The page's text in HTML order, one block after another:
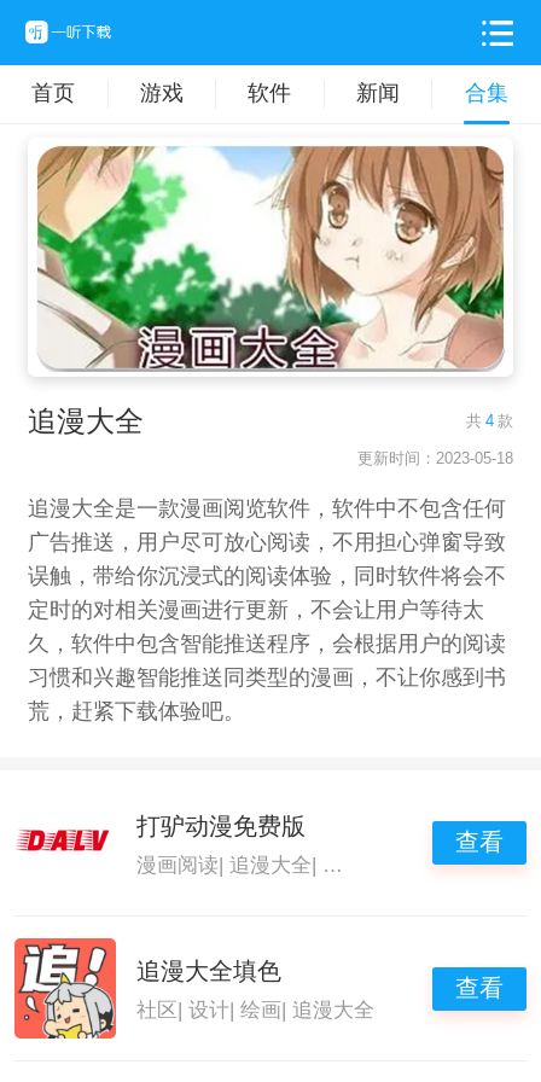
首页 游戏 软件 新闻 合集
追漫大全 共 4 款
更新时间：2023-05-18
追漫大全是一款漫画阅览软件，软件中不包含任何
广告推送，用户尽可放心阅读，不用担心弹窗导致
误触，带给你沉浸式的阅读体验，同时软件将会不
定时的对相关漫画进行更新，不会让用户等待太
久，软件中包含智能推送程序，会根据用户的阅读
习惯和兴趣智能推送同类型的漫画，不让你感到书
荒，赶紧下载体验吧。
打驴动漫免费版
漫画阅读|追漫大全| 追漫大师app|追漫大师
查看
追漫大全填色
社区 |设计 |绘画 |追漫大全
查看